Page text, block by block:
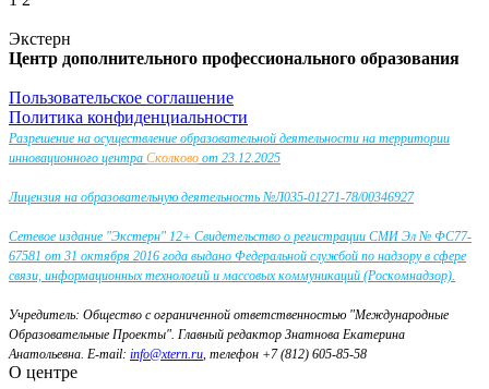
Экстерн
Центр дополнительного профессионального образования
Пользовательское соглашение
Политика конфиденциальности
Разрешение на осуществление образовательной деятельности на территории
инновационного центра Сколково от 23.12.2025
Лицензия на образовательную деятельность №Л035-01271-78/00346927
Сетевое издание "Экстерн" 12+ Свидетельство о регистрации СМИ Эл № ФС77-
67581 от 31 октября 2016 года выдано Федеральной службой по надзору в сфере
связи, информационных технологий и массовых коммуникаций (Роскомнадзор).
Учредитель: Общество с ограниченной ответственностью "Международные
Образовательные Проекты". Главный редактор Знатнова Екатерина
Анатольевна. E-mail: info@xtern.ru, телефон +7 (812) 605-85-58
О центре